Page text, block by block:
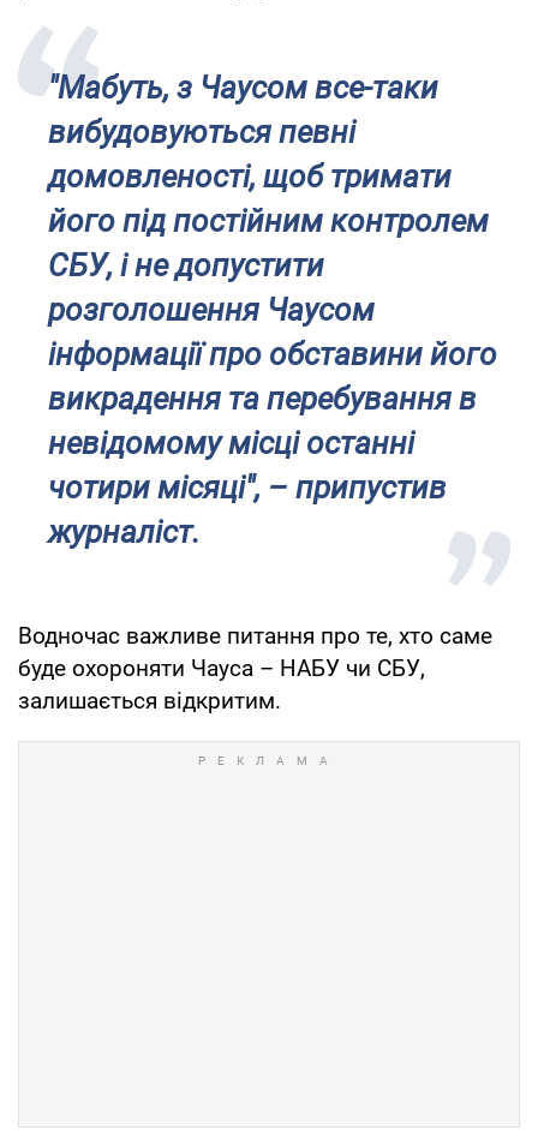
"Мабуть, з Чаусом все-таки
вибудовуються певні
домовленості, щоб тримати
його під постійним контролем
СБУ, і не допустити
розголошення Чаусом
інформації про обставини його
викрадення та перебування в
невідомому місці останні
чотири місяці", – припустив
журналіст.
Водночас важливе питання про те, хто саме
буде охороняти Чауса – НАБУ чи СБУ,
залишається відкритим.